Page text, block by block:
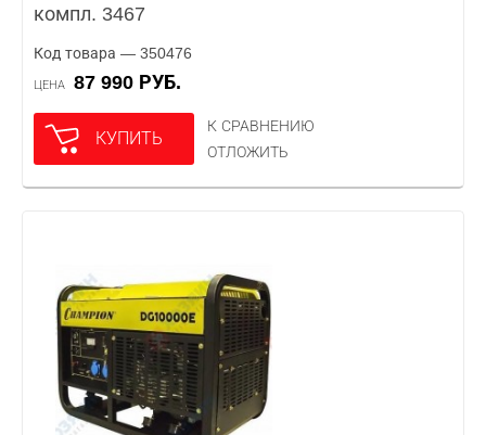
компл. 3467
Код товара — 350476
ЦЕНА 87 990 РУБ.
КУПИТЬ
К СРАВНЕНИЮ
ОТЛОЖИТЬ